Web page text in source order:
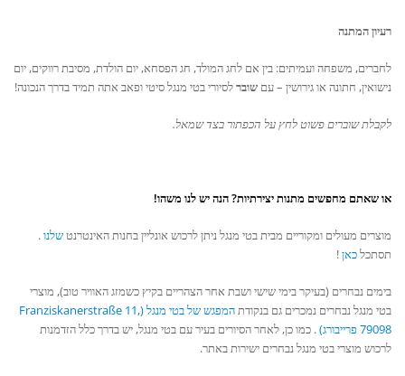
רעיון המתנה
לחברים, משפחה ועמיתים: בין אם לחג המולד, חג הפסחא, יום הולדת, מסיבת רווקים, יום
נישואין, חתונה או גירושין – עם שוברלסיורי בטי מנגל סיטי ופאב אתה תמיד בדרך הנכונה!
לקבלת שוברים פשוט לחץ על הכפתור בצד שמאל.
או שאתם מחפשים מתנות יצירתיות? הנה יש לנו משהו!
מוצרים מעולים ומקוריים מבית בטי מנגל ניתן לרכוש אונליין בחנות האינטרנטשלנו.
תסתכלכאן!
בימים נבחרים (בעיקר בימי שישי ושבת אחר הצהריים בקיץ כשמזג האוויר טוב), מוצרי
בטי מנגל נבחרים נמכרים גם בנקודת
המפגש של בטי מנגל (Franziskanerstraße 11,
79098 פרייבורג)
. כמו כן, לאחר הסיורים בעיר עם בטי מנגל, יש בדרך כלל הזדמנות
לרכוש מוצרי בטי מנגל נבחרים ישירות באתר.